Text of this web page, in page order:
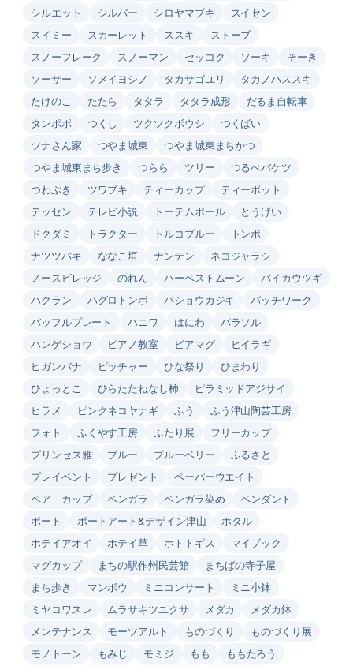
シルエット シルバー シロヤマブキ
スイセン
スイミー
スカーレット ススキ
ストーブ
スノーフレーク
スノーマン セッコク ソーキ
そーき
ソーサー
ソメイヨシノ タカサゴユリ
タカノハススキ
たけのこ
たたら タタラ タタラ成形
だるま自転車
タンポポ
つくし ツクツクボウシ
つくばい
ツナさん家
つやま城東
つやま城東まちかつ
つやま城東まち歩き
つらら ツリー
つるべバケツ
つわぶき
ツワブキ ティーカップ
ティーポット
テッセン
テレビ小説 トーテムポール
とうげい
ドクダミ
トラクター トルコブルー
トンボ
ナツツバキ
ななこ垣 ナンテン
ネコジャラシ
ノースビレッジ
のれん ハーベストムーン
バイカウツギ
ハクラン
ハグロトンボ バショウカジキ
パッチワーク
バッフルプレート
ハニワ はにわ
パラソル
ハンゲショウ
ピアノ教室 ビアマグ
ヒイラギ
ヒガンバナ
ピッチャー ひな祭り
ひまわり
ひょっとこ
ひらたたねなし柿
ピラミッドアジサイ
ヒラメ
ピンクネコヤナギ ふう
ふう津山陶芸工房
フォト
ふくやす工房 ふたり展
フリーカップ
プリンセス雅
ブルー ブルーベリー
ふるさと
プレイベント
プレゼント
ペーパーウエイト
ペア―カップ
ベンガラ ベンガラ染め
ペンダント
ポート
ポートアート&デザイン津山
ホタル
ホテイアオイ
ホテイ草 ホトトギス
マイブック
マグカップ
まちの駅作州民芸館
まちばの寺子屋
まち歩き
マンボウ ミニコンサート
ミニ小鉢
ミヤコワスレ
ムラサキツユクサ メダカ
メダカ鉢
メンテナンス
モーツアルト ものづくり
ものづくり展
モノトーン
もみじ モミジ もも
ももたろう